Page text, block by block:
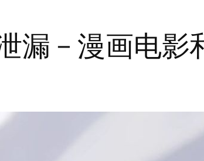
漏 – 漫画电影